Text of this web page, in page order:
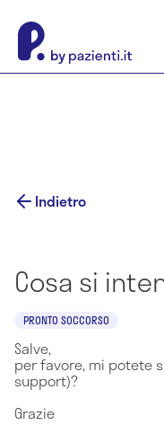
Indietro
Cosa si
PRONTO SOCCORSO
Salve,
per favore, mi potete
support)?
Grazie